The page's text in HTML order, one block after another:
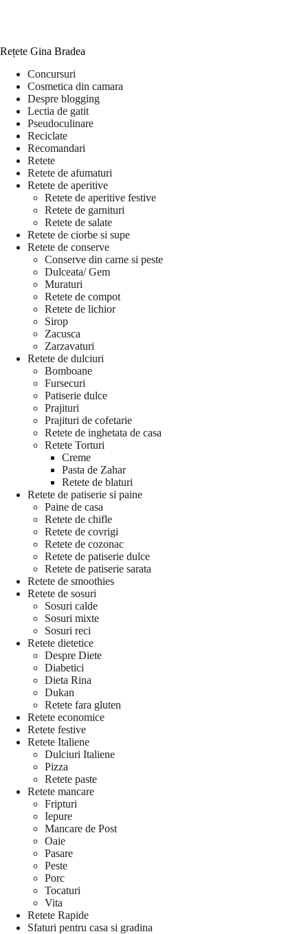
Rețete Gina Bradea
Concursuri
Cosmetica din camara
Despre blogging
Lectia de gatit
Pseudoculinare
Reciclate
Recomandari
Retete
Retete de afumaturi
Retete de aperitive
Retete de aperitive festive
Retete de garnituri
Retete de salate
Retete de ciorbe si supe
Retete de conserve
Conserve din carne si peste
Dulceata/ Gem
Muraturi
Retete de compot
Retete de lichior
Sirop
Zacusca
Zarzavaturi
Retete de dulciuri
Bomboane
Fursecuri
Patiserie dulce
Prajituri
Prajituri de cofetarie
Retete de inghetata de casa
Retete Torturi
Creme
Pasta de Zahar
Retete de blaturi
Retete de patiserie si paine
Paine de casa
Retete de chifle
Retete de covrigi
Retete de cozonac
Retete de patiserie dulce
Retete de patiserie sarata
Retete de smoothies
Retete de sosuri
Sosuri calde
Sosuri mixte
Sosuri reci
Retete dietetice
Despre Diete
Diabetici
Dieta Rina
Dukan
Retete fara gluten
Retete economice
Retete festive
Retete Italiene
Dulciuri Italiene
Pizza
Retete paste
Retete mancare
Fripturi
Iepure
Mancare de Post
Oaie
Pasare
Peste
Porc
Tocaturi
Vita
Retete Rapide
Sfaturi pentru casa si gradina